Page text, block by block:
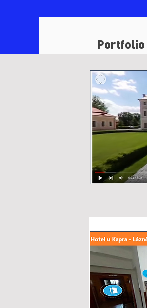
Portfolio